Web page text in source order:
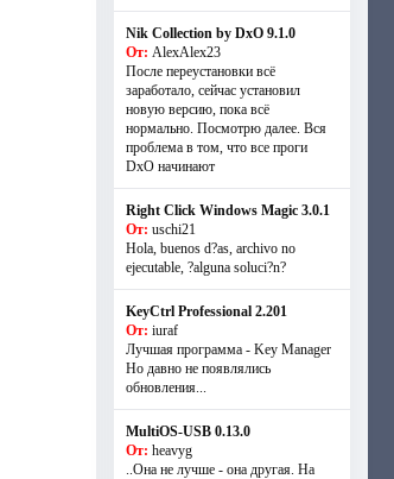
Nik Collection by DxO 9.1.0
От: AlexAlex23
После переустановки всё
заработало, сейчас установил
новую версию, пока всё
нормально. Посмотрю далее. Вся
проблема в том, что все проги
DxO начинают
Right Click Windows Magic 3.0.1
От: uschi21
Hola, buenos d?as, archivo no
ejecutable, ?alguna soluci?n?
KeyCtrl Professional 2.201
От: iuraf
Лучшая программа - Key Manager
Но давно не появлялись
обновления...
MultiOS-USB 0.13.0
От: heavyg
..Она не лучше - она другая. На